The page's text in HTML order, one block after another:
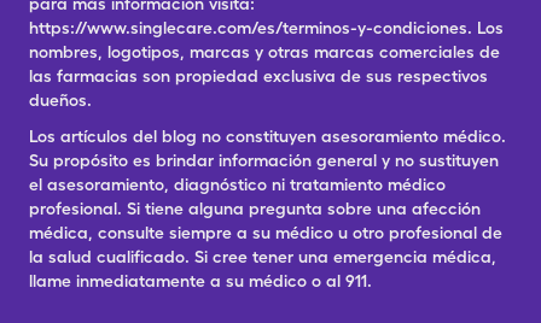
https://www.singlecare.com/es/terminos-y-condiciones. Los
nombres, logotipos, marcas y otras marcas comerciales de
las farmacias son propiedad exclusiva de sus respectivos
dueños.
Los artículos del blog no constituyen asesoramiento médico.
Su propósito es brindar información general y no sustituyen
el asesoramiento, diagnóstico ni tratamiento médico
profesional. Si tiene alguna pregunta sobre una afección
médica, consulte siempre a su médico u otro profesional de
la salud cualificado. Si cree tener una emergencia médica,
llame inmediatamente a su médico o al 911.